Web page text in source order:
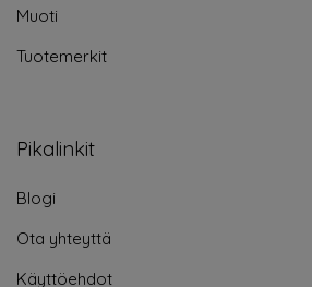
Muoti
Tuotemerkit
Pikalinkit
Blogi
Ota yhteyttä
Käyttöehdot